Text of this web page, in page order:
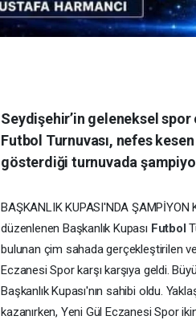
Seydişehir’in geleneksel spor
Futbol Turnuvası, nefes
gösterdiği turnuvada
BAŞKANLIK KUPASI'NDA ŞAMPİYON
düzenlenen Başkanlık Kupası Futbol
bulunan çim sahada gerçekleştirilen
Eczanesi Spor karşı karşıya geldi.
Başkanlık Kupası'nın sahibi oldu.
kazanırken, Yeni Gül Eczanesi Spor